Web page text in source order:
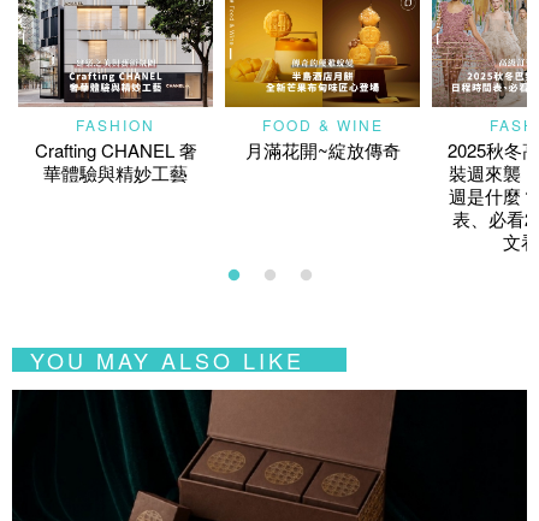
FASHION
Crafting CHANEL 奢
華體驗與精妙工藝
FOOD & WINE
月滿花開~綻放傳奇
2025秋冬
裝週來襲
週是什麼
表、必看
文
YOU MAY ALSO LIKE